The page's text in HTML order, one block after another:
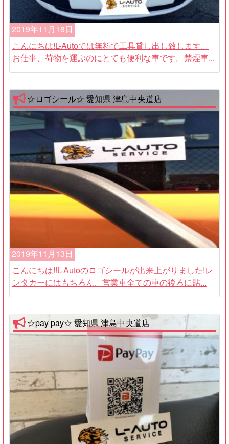
2019年11月18日
こんにちは!L-Autoでは無料で工具貸し出し致します。
お仕事、荷物を運ぶのにとても便利な車です。禁煙車...
☆ロゴシール☆ 愛知県 津島中央道店
2019年11月13日
こんにちは!!L-Autoのロゴシールが出来上がりました!レ
ンタカーにはもちろん、営業車全ての車の後ろに貼...
☆pay pay☆ 愛知県 津島中央道店